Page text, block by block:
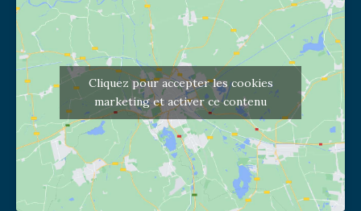
Cliquez pour accepter les cookies
marketing et activer ce contenu